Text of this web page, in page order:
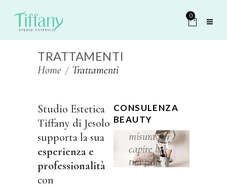
0
TRATTAMENTI
Home Trattamenti
Studio Estetica
Tiffany di Jesolo
supporta la sua
esperienza e
professionalità
con
CONSULENZA
BEAUTY
Scopri il
percorso su
misura per
capire la
tua pelle e